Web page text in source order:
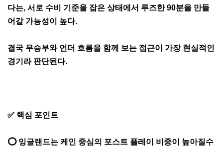
다는, 서로 수비 기준을 잡은 상태에서 루즈한 90분을 만들
어갈 가능성이 높다.
결국 무승부와 언더 흐름을 함께 보는 접근이 가장 현실적인
경기라 판단된다.
✅ 핵심 포인트
⭕ 잉글랜드는 케인 중심의 포스트 플레이 비중이 높아질수